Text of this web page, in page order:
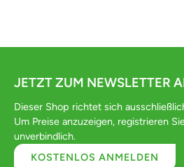
JETZT ZUM NEWSLETTER
Dieser Shop richtet sich
Um Preise anzuzeigen, registrieren
unverbindlich.
KOSTENLOS ANMELDEN